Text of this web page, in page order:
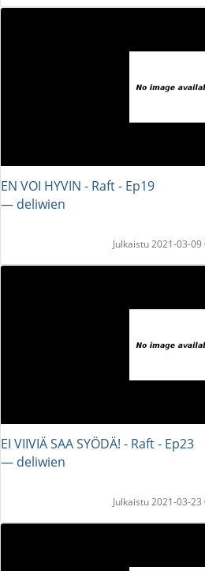
EN VOI HYVIN - Raft - Ep19
― deliwien
Julkaistu 2021-03-
EI VIIVIÄ SAA SYÖDÄ! - Raft - Ep23
― deliwien
Julkaistu 2021-03-